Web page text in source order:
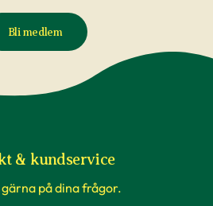
Bli medlem
& kundservice
på dina frågor.